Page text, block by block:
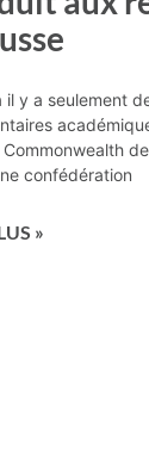
il y a seulement
confédération
»